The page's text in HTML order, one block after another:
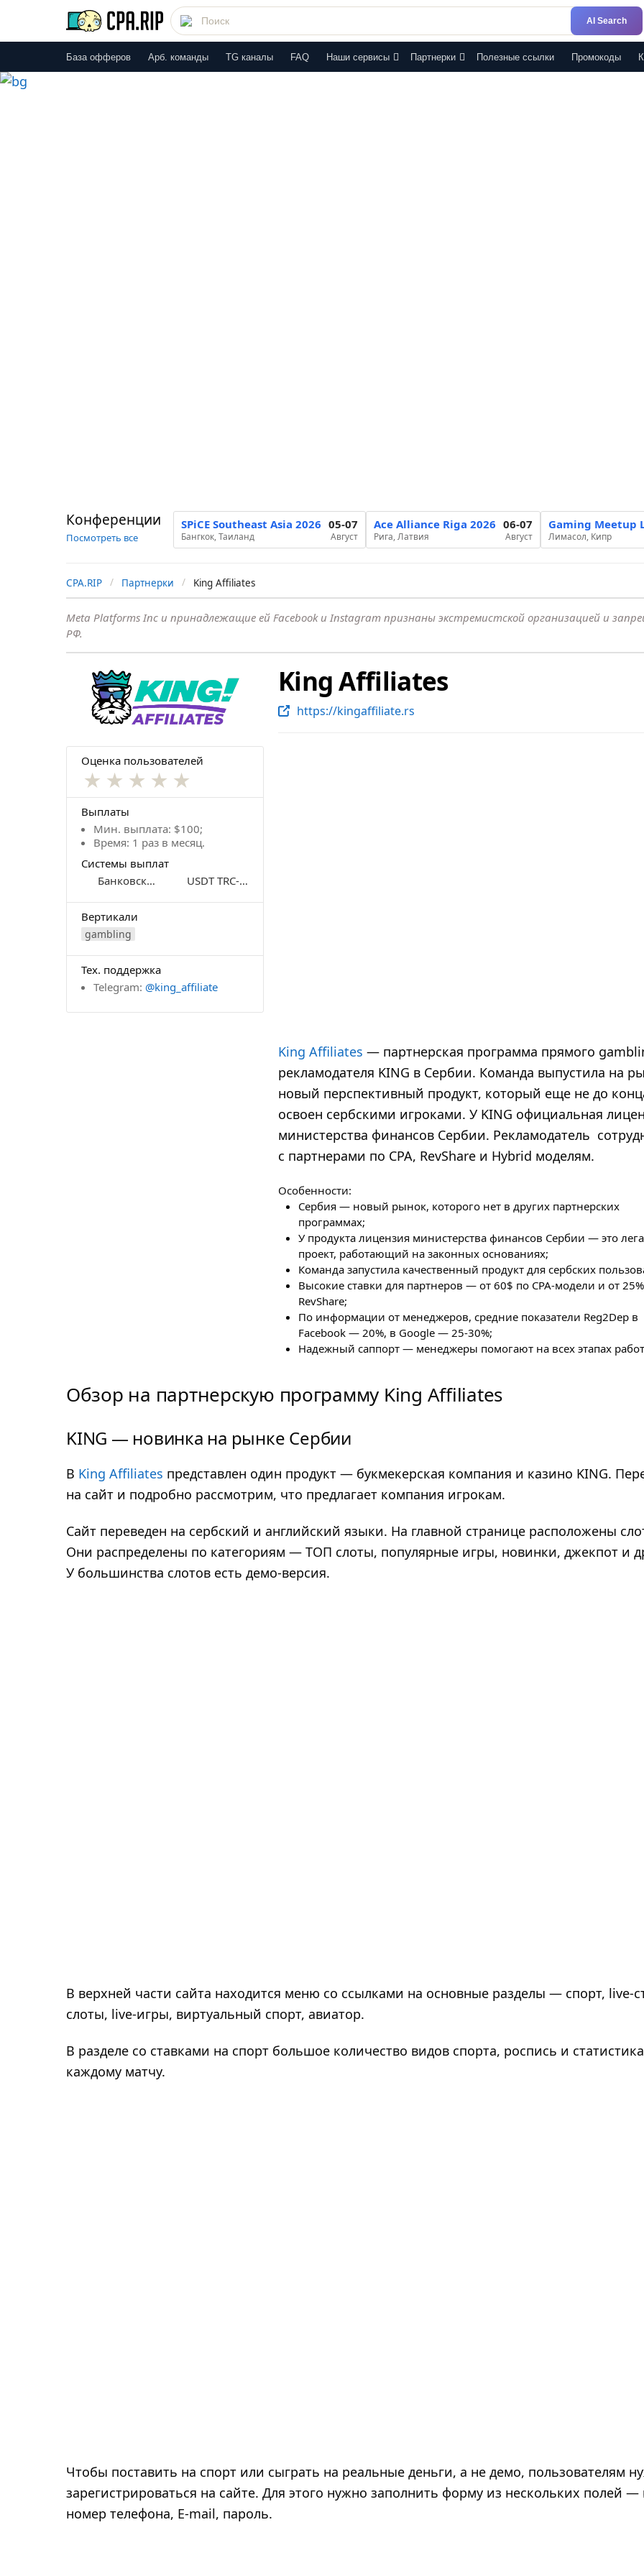
AI Search
База офферов Арб. команды TG каналы FAQ Наши сервисы Партнерки Полезные ссылки Промокоды
Конференции
Посмотреть все
SPiCE Southeast Asia 2026
Бангкок, Таиланд
05-07
Август
Ace Alliance Riga 2026
Рига, Латвия
06-07
Август
Gaming Meetup
Лимасол, Кипр
CPA.RIP Партнерки King Affiliates
Meta Platforms Inc и принадлежащие ей Facebook и Instagram признаны экстремистской организацией и
РФ.
Оценка пользователей
★ ★ ★ ★ ★
Выплаты
Мин. выплата: $100;
Время: 1 раз в месяц.
Системы выплат
Банковский перевод
USDT TRC-20 и ERC-20
Вертикали
gambling
Тех. поддержка
Telegram: @king_affiliate
King Affiliates
https://kingaffiliate.rs
King Affiliates — партнерская программа прямого
рекламодателя KING в Сербии. Команда выпустила на
новый перспективный продукт, который еще не до
освоен сербскими игроками. У KING официальная
министерства финансов Сербии. Рекламодатель
с партнерами по CPA, RevShare и Hybrid моделям.
Особенности:
Сербия — новый рынок, которого нет в других партнерских
программах;
У продукта лицензия министерства финансов Сербии — это
проект, работающий на законных основаниях;
Команда запустила качественный продукт для сербских
Высокие ставки для партнеров — от 60$ по СРА-модели и от
RevShare;
По информации от менеджеров, средние показатели Reg2Dep в
Facebook — 20%, в Google — 25-30%;
Надежный саппорт — менеджеры помогают на всех этапах
Обзор на партнерскую программу King Affiliates
KING — новинка на рынке Сербии
В King Affiliates представлен один продукт — букмекерская компания и казино KING.
на сайт и подробно рассмотрим, что предлагает компания игрокам.
Сайт переведен на сербский и английский языки. На главной странице расположены
Они распределены по категориям — ТОП слоты, популярные игры, новинки, джекпот и
У большинства слотов есть демо-версия.
В верхней части сайта находится меню со ссылками на основные разделы — спорт, live-
слоты, live-игры, виртуальный спорт, авиатор.
В разделе со ставками на спорт большое количество видов спорта, роспись и
каждому матчу.
Чтобы поставить на спорт или сыграть на реальные деньги, а не демо, пользователям
зарегистрироваться на сайте. Для этого нужно заполнить форму из нескольких полей —
номер телефона, E-mail, пароль.